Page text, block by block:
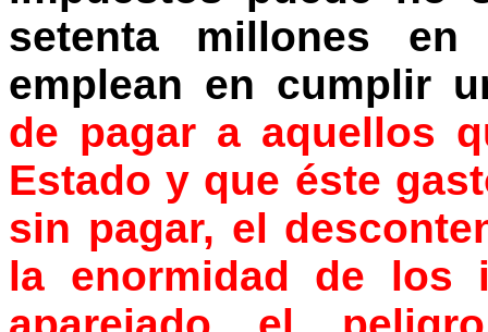
setenta millones
emplean en cumplir
de pagar a aquellos
Estado y que éste
sin pagar, el
la enormidad de los